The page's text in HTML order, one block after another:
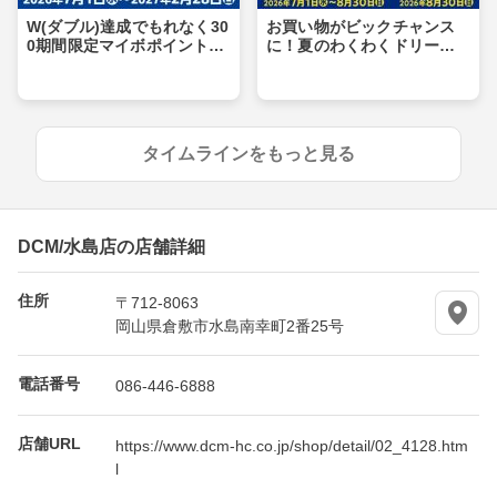
W(ダブル)達成でもれなく30
0期間限定マイボポイントG
お買い物がビックチャンス
に！夏のわくわくドリーム
タイムラインをもっと見る
DCM/水島店の店舗詳細
住所
〒712-8063
岡山県倉敷市水島南幸町2番25号
電話番号 086-446-6888
店舗URL
https://www.dcm-hc.co.jp/shop/detail/02_4128.htm
l